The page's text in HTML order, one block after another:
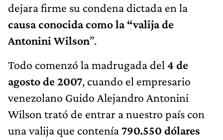
dejara firme su condena dictada en la
causa conocida como la “valija de
Antonini Wilson”.
Todo comenzó la madrugada del 4 de
agosto de 2007, cuando el empresario
venezolano Guido Alejandro Antonini
Wilson trató de entrar a nuestro país con
una valija que contenía 790.550 dólares